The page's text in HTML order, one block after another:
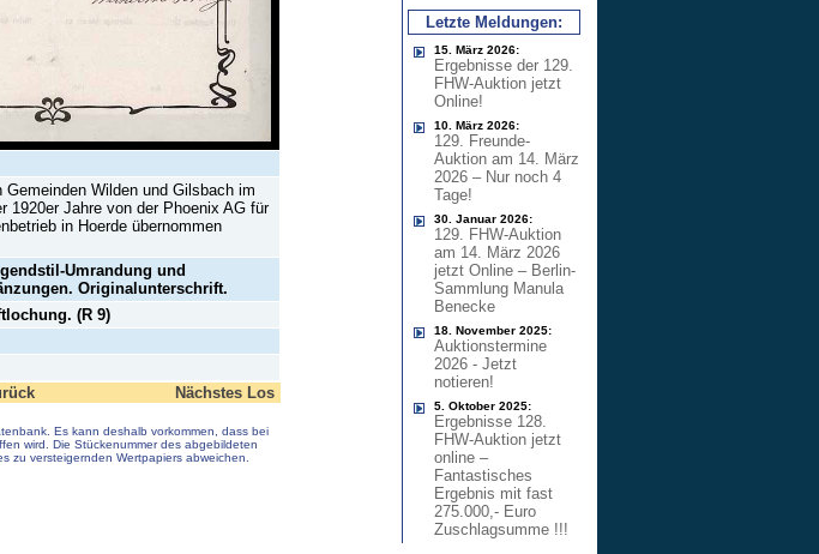
Gemeinden Wilden und Gilsbach im
1920er Jahre von der Phoenix AG für
in Hoerde übernommen
Umrandung und
Originalunterschrift.
(R 9)
Nächstes Los
Es kann deshalb vorkommen, dass bei
wird. Die Stückenummer des abgebildeten
zu versteigernden Wertpapiers abweichen.
Letzte Meldungen:
15. März 2026:
Ergebnisse der 129.
FHW-Auktion jetzt
Online!
10. März 2026:
129. Freunde-
Auktion am 14. März
2026 – Nur noch 4
Tage!
30. Januar 2026:
129. FHW-Auktion
am 14. März 2026
jetzt Online – Berlin-
Sammlung Manula
Benecke
18. November 2025:
Auktionstermine
2026 - Jetzt
notieren!
5. Oktober 2025:
Ergebnisse 128.
FHW-Auktion jetzt
online –
Fantastisches
Ergebnis mit fast
275.000,- Euro
Zuschlagsumme !!!